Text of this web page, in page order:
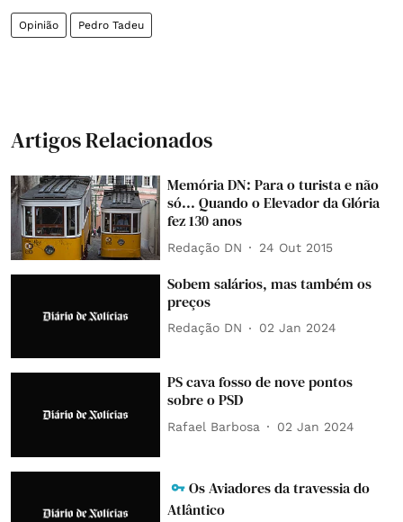
Opinião Pedro Tadeu
Artigos Relacionados
Memória DN: Para o turista e não
só... Quando o Elevador da Glória
fez 130 anos
Redação DN 24 Out 2015
Sobem salários, mas também os
preços
Redação DN 02 Jan 2024
PS cava fosso de nove pontos
sobre o PSD
Rafael Barbosa 02 Jan 2024
Os Aviadores da travessia do
Atlântico